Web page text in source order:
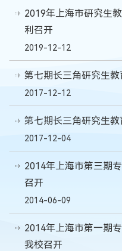
2019年上海市研究生
利召开
2019-12-12
第七期长三角研究生
2017-12-12
第七期长三角研究生
2017-12-04
2014年上海市第三期
召开
2014-06-09
2014年上海市第一期
我校召开